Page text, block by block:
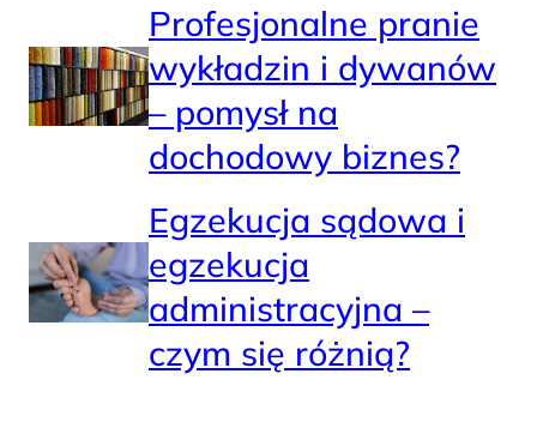
Profesjonalne pranie
wykładzin i dywanów
– pomysł na
dochodowy biznes?
Egzekucja sądowa i
egzekucja
administracyjna –
czym się różnią?